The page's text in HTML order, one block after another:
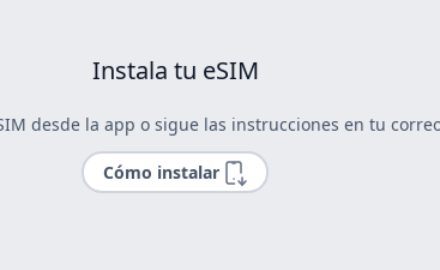
Instala tu eSIM
desde la app o sigue las instrucciones en tu
Cómo instalar